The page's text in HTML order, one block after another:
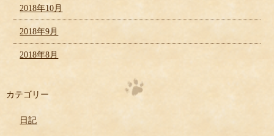
2018年10月
2018年9月
2018年8月
カテゴリー
日記